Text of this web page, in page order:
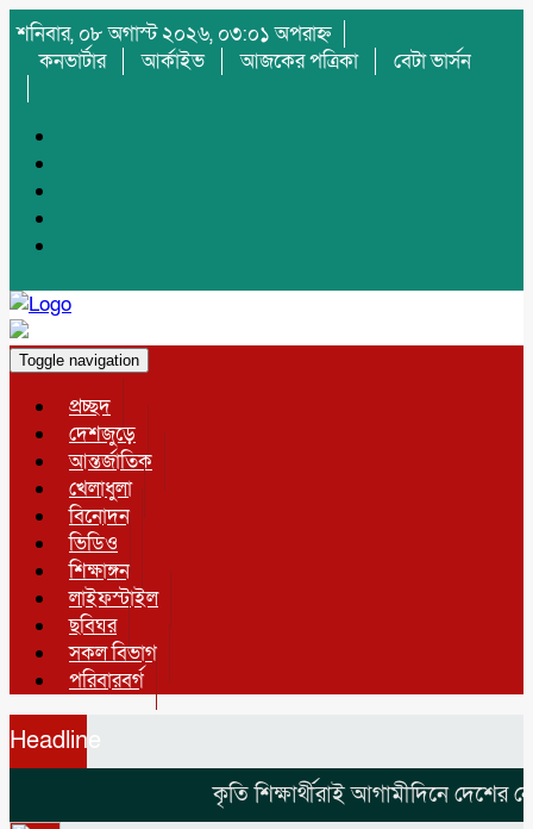
শনিবার, ০৮ অগাস্ট ২০২৬, ০৩:০১ অপরাহ্ন
কনভার্টার
আর্কাইভ আজকের পত্রিকা বেটা ভার্সন
Toggle navigation
প্রচ্ছদ
দেশজুড়ে
আন্তর্জাতিক
খেলাধুলা
বিনোদন
ভিডিও
শিক্ষাঙ্গন
লাইফস্টাইল
ছবিঘর
সকল বিভাগ
পরিবারবর্গ
Headline
কৃতি শিক্ষার্থীরাই আগামীদিনে দেশের